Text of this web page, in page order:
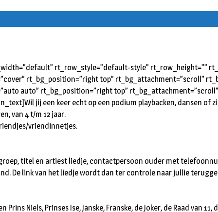
rt_row_style=”default-style” rt_row_height=””
rt_bg_position=”right top” rt_bg_attachment=”scroll”
auto” rt_bg_position=”right top”
jij een keer echt op een podium playbacken, dansen of
van 4 t/m 12 jaar.
vriendinnetjes.
titel en artiest liedje, contactpersoon ouder met
De link van het liedje wordt dan ter controle naar jullie
Niels, Prinses Ise, Janske, Franske, de Joker, de Raad van